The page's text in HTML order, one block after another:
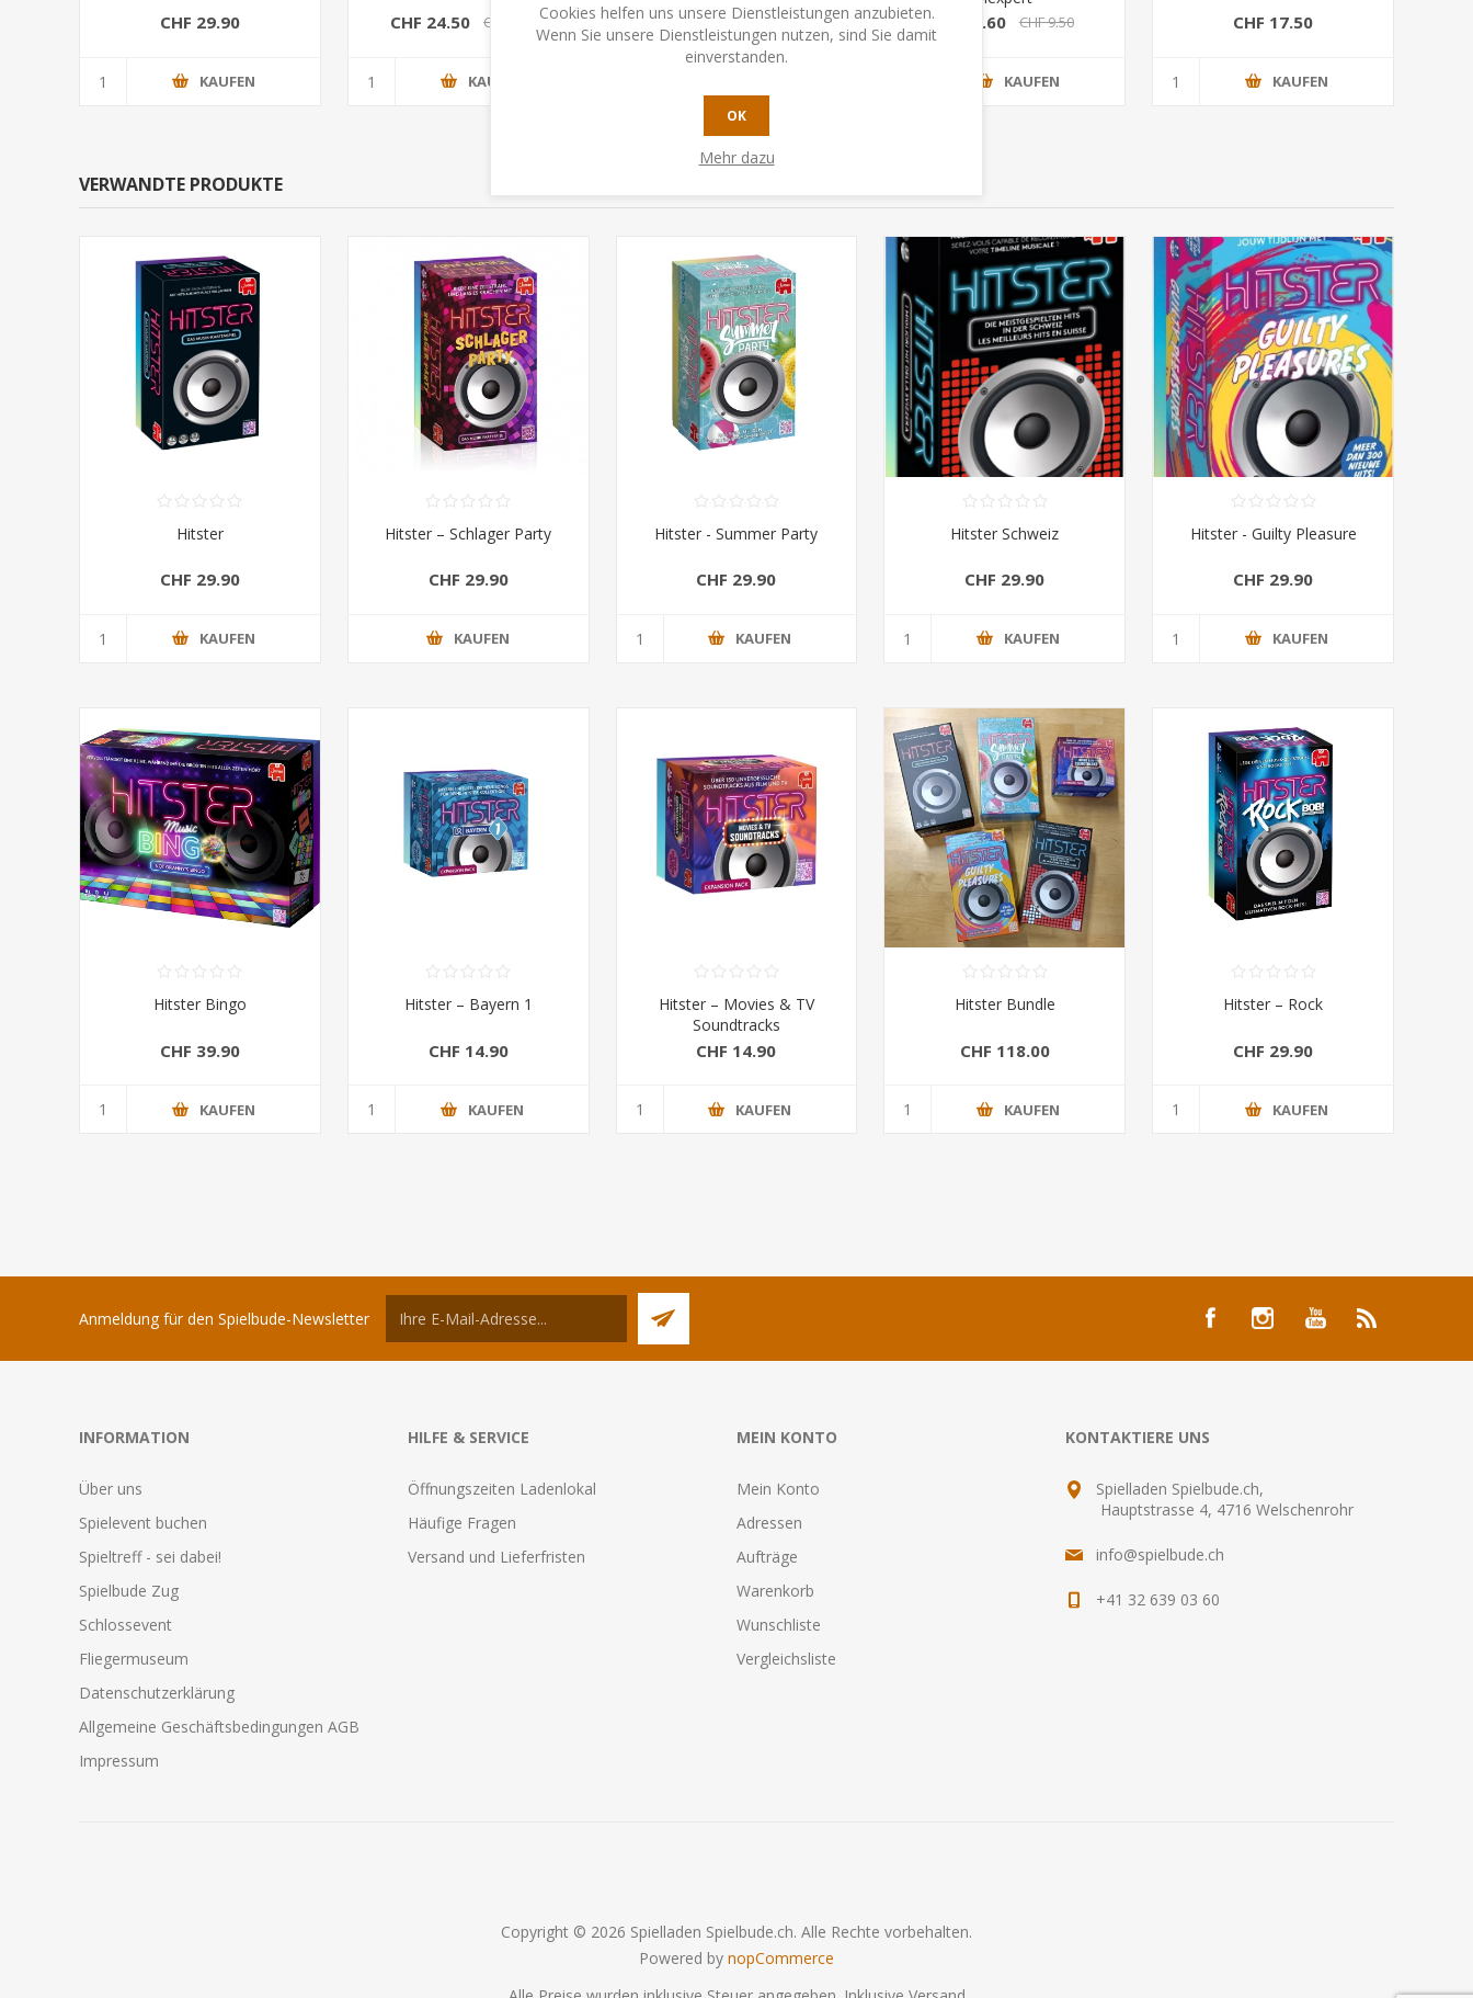
CHF 29.90
KAUFEN
CHF 24.50 CHF 28.50
KAUFEN
CHF 29.90 CHF 7.60 CHF 9.50
KAUFEN
CHF 17.50
KAUFEN
VERWANDTE PRODUKTE
Hitster
CHF 29.90
KAUFEN
Hitster – Schlager Party
CHF 29.90
KAUFEN
Hitster - Summer Party
CHF 29.90
KAUFEN
Hitster Schweiz
CHF 29.90
KAUFEN
Hitster - Guilty Pleasure
CHF 29.90
KAUFEN
Hitster Bingo
CHF 39.90
KAUFEN
Hitster – Bayern 1
CHF 14.90
KAUFEN
Hitster – Movies & TV
Soundtracks
CHF 14.90
KAUFEN
Hitster Bundle
CHF 118.00
KAUFEN
Hitster – Rock
CHF 29.90
KAUFEN
Anmeldung für den Spielbude-Newsletter
INFORMATION
Über uns
Spielevent buchen
Spieltreff - sei dabei!
Spielbude Zug
Schlossevent
Fliegermuseum
Datenschutzerklärung
Allgemeine Geschäftsbedingungen AGB
Impressum
HILFE & SERVICE
Öffnungszeiten Ladenlokal
Häufige Fragen
Versand und Lieferfristen
MEIN KONTO
Mein Konto
Adressen
Aufträge
Warenkorb
Wunschliste
Vergleichsliste
KONTAKTIERE UNS
Spielladen Spielbude.ch,
Hauptstrasse 4, 4716 Welschenrohr
info@spielbude.ch
+41 32 639 03 60
Copyright © 2026 Spielladen Spielbude.ch. Alle Rechte vorbehalten.
Powered by nopCommerce
Cookies helfen uns unsere Dienstleistungen anzubieten.
Wenn Sie unsere Dienstleistungen nutzen, sind Sie damit
einverstanden.
OK
Mehr dazu